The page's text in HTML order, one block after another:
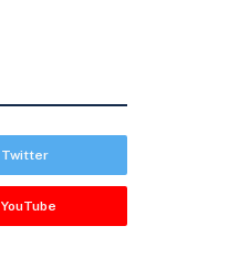
Twitter
YouTube